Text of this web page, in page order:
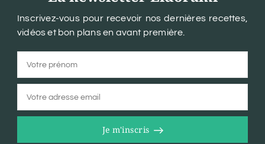
Inscrivez-vous pour recevoir nos dernières recettes,
vidéos et bon plans en avant première.
Je m'inscris